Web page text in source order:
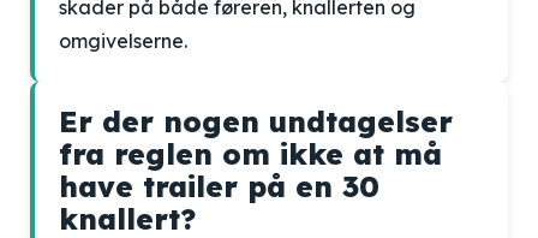
skader på både føreren, knallerten og
omgivelserne.
Er der nogen undtagelser
fra reglen om ikke at må
have trailer på en 30
knallert?